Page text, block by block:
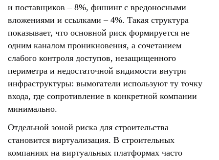
и поставщиков – 8%, фишинг с вредоносными
вложениями и ссылками – 4%. Такая структура
показывает, что основной риск формируется не
одним каналом проникновения, а сочетанием
слабого контроля доступов, незащищенного
периметра и недостаточной видимости внутри
инфраструктуры: вымогатели используют ту точку
входа, где сопротивление в конкретной компании
минимально.
Отдельной зоной риска для строительства
становится виртуализация. В строительных
компаниях на виртуальных платформах часто